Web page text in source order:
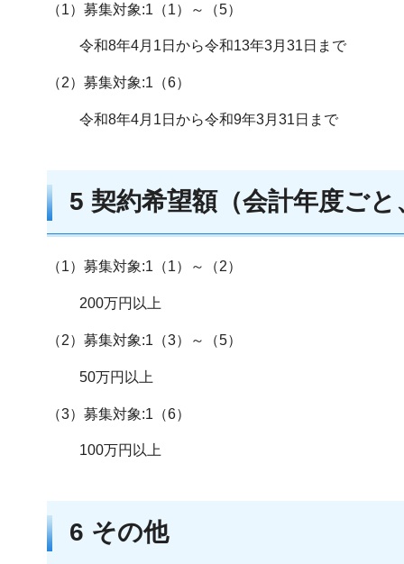
（1）募集対象:1（1）～（5）
令和8年4月1日から令和13年3月31日まで
（2）募集対象:1（6）
令和8年4月1日から令和9年3月31日まで
5 契約希望額（会計年度ごと
（1）募集対象:1（1）～（2）
200万円以上
（2）募集対象:1（3）～（5）
50万円以上
（3）募集対象:1（6）
100万円以上
6 その他